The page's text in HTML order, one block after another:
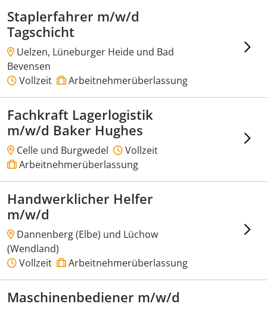
Staplerfahrer m/w/d
Tagschicht
Uelzen, Lüneburger Heide und Bad
Bevensen
Vollzeit
Arbeitnehmerüberlassung
Fachkraft Lagerlogistik
m/w/d Baker Hughes
Celle und Burgwedel
Vollzeit
Arbeitnehmerüberlassung
Handwerklicher Helfer
m/w/d
Dannenberg (Elbe) und Lüchow
(Wendland)
Vollzeit
Arbeitnehmerüberlassung
Maschinenbediener m/w/d